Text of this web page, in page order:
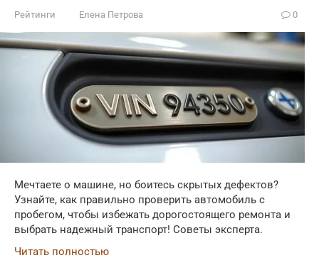
Рейтинги Елена Петрова 0
Мечтаете о машине, но боитесь скрытых дефектов?
Узнайте, как правильно проверить автомобиль с
пробегом, чтобы избежать дорогостоящего ремонта и
выбрать надежный транспорт! Советы эксперта.
Читать полностью